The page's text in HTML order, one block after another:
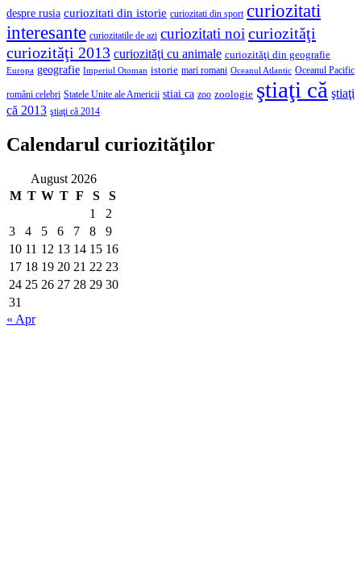
despre rusia curiozitati din istorie curiozitati din sport curiozitati
interesante curiozitatile de azi curiozitati noicuriozităţi
curiozităţi 2013 curiozităţi cu animale curiozităţi din geografie
Europa geografie Imperiul Otoman istorie mari romani Oceanul Atlantic Oceanul Pacific
români celebri Statele Unite ale Americii stiai ca zoo zoologie ştiaţi că ştiaţi
că 2013 ştiaţi că 2014
Calendarul curiozităţilor
August 2026
M T W T F S
S
1
2
3
4 5 6 7 8
9
10 11 12 13 14 15 16
17 18 19 20 21 22 23
24 25 26 27 28 29 30
31
« Apr